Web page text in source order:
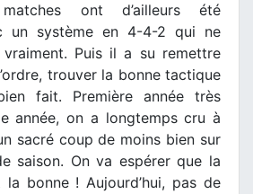
ont d’ailleurs été
un système en 4-4-2 qui ne
Puis il a su remettre
trouver la bonne tactique
fait. Première année très
année, on a longtemps cru à
sacré coup de moins bien sur
saison. On va espérer que la
la bonne ! Aujourd’hui, pas de